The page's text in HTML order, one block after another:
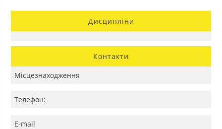
Дисципліни
Контакти
Місцезнаходження
Телефон:
E-mail